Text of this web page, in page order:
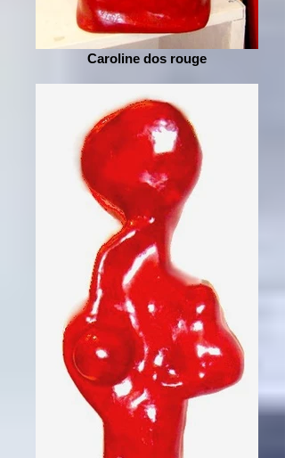
Caroline dos rouge